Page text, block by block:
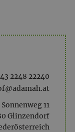
9h
2248 22240
Sonnenweg 11
Glinzendorf